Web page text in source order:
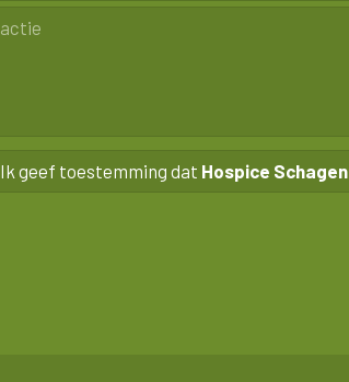
Ik geef toestemming dat Hospice Schagen